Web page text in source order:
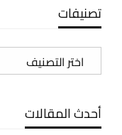
تصنيفات
تصنيفات
أحدث المقالات